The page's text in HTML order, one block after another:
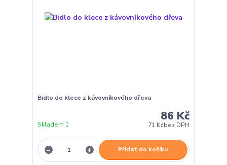
Bidlo do klece z kávovníkového dřeva
86 Kč
71 Kčbez DPH
Skladem 1
Přidat do košíku